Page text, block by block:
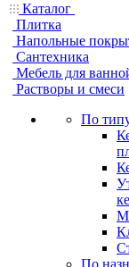
Каталог
Плитка
Напольные
Сантехника
Мебель для
Растворы и смеси
По
По